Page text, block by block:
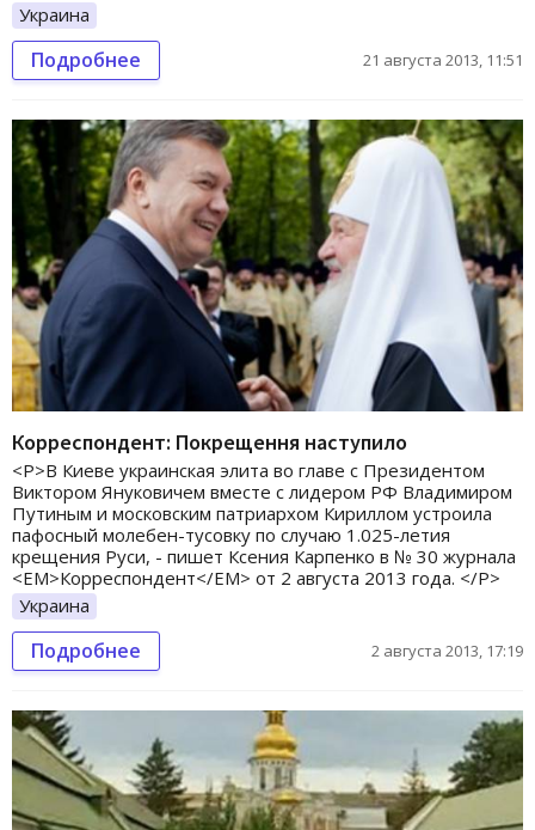
Украина
Подробнее 21 августа 2013, 11:51
Корреспондент: Покрещення наступило
<P>В Киеве украинская элита во главе с Президентом
Виктором Януковичем вместе с лидером РФ Владимиром
Путиным и московским патриархом Кириллом устроила
пафосный молебен-тусовку по случаю 1.025-летия
крещения Руси, - пишет Ксения Карпенко в № 30 журнала
<EM>Корреспондент</EM> от 2 августа 2013 года. </P>
Украина
Подробнее 2 августа 2013, 17:19